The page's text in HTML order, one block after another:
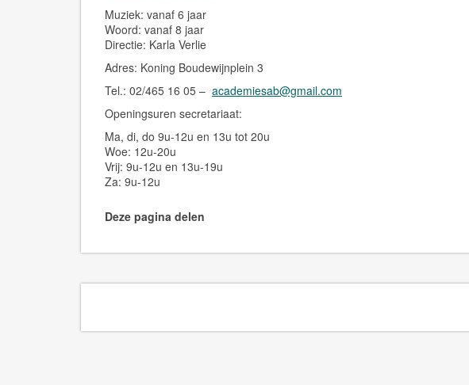
Muziek: vanaf 6 jaar
Woord: vanaf 8 jaar
Directie: Karla Verlie
Adres: Koning Boudewijnplein 3
Tel.: 02/465 16 05 – academiesab@gmail.com
Openingsuren secretariaat:
Ma, di, do 9u-12u en 13u tot 20u
Woe: 12u-20u
Vrij: 9u-12u en 13u-19u
Za: 9u-12u
Deze pagina delen